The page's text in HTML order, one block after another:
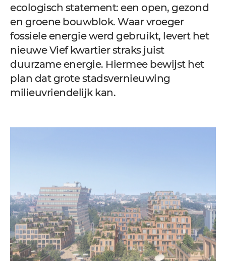
ecologisch statement: een open, gezond
en groene bouwblok. Waar vroeger
fossiele energie werd gebruikt, levert het
nieuwe Vief kwartier straks juist
duurzame energie. Hiermee bewijst het
plan dat grote stadsvernieuwing
milieuvriendelijk kan.